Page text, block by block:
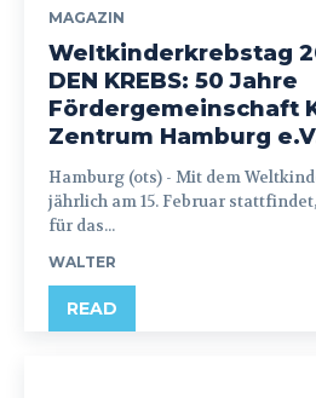
MAGAZIN
Weltkinderkrebstag
DEN KREBS: 50 Jahre
Fördergemeinschaft
Zentrum Hamburg
Hamburg (ots) - Mit dem Weltkinderkrebstag, der
jährlich am 15. Februar
für das...
WALTER
READ